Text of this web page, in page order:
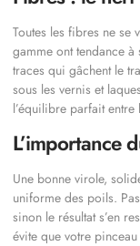
Toutes les fibres ne se
gamme ont tendance
traces qui gâchent le
sous les vernis et
l’équilibre parfait
L’importance
Une bonne virole,
uniforme des poils.
sinon le résultat s’en
évite que votre